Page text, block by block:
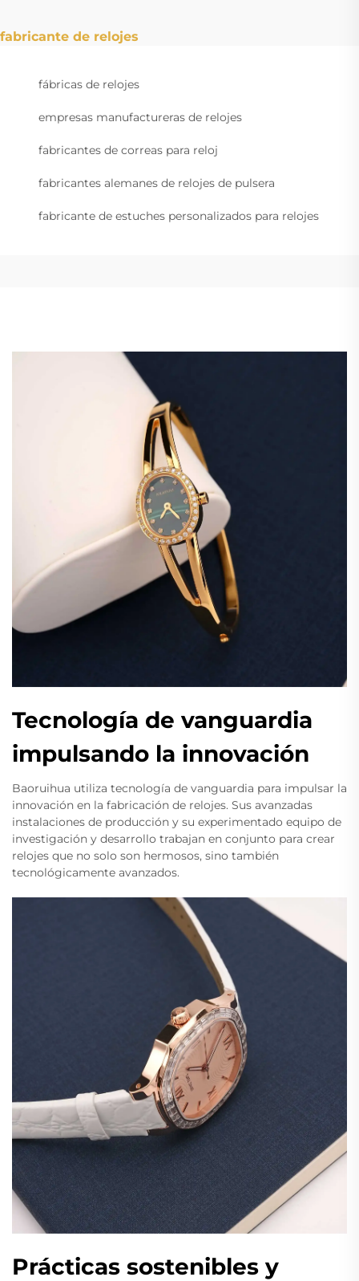
fabricante de relojes
fábricas de relojes
empresas manufactureras de relojes
fabricantes de correas para reloj
fabricantes alemanes de relojes de pulsera
fabricante de estuches personalizados para relojes
Tecnología de vanguardia
impulsando la innovación
Baoruihua utiliza tecnología de vanguardia para impulsar la
innovación en la fabricación de relojes. Sus avanzadas
instalaciones de producción y su experimentado equipo de
investigación y desarrollo trabajan en conjunto para crear
relojes que no solo son hermosos, sino también
tecnológicamente avanzados.
Prácticas sostenibles y